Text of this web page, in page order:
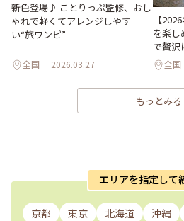
新色登場♪ ことりっぷ監修、おし
ゃれで軽くてアレンジしやす
い“旅ワンピ”
全国 2026.03.27
【
を楽
で贅沢
全国
もっとみる
エリアを指定して
京都 東京 北海道 沖縄